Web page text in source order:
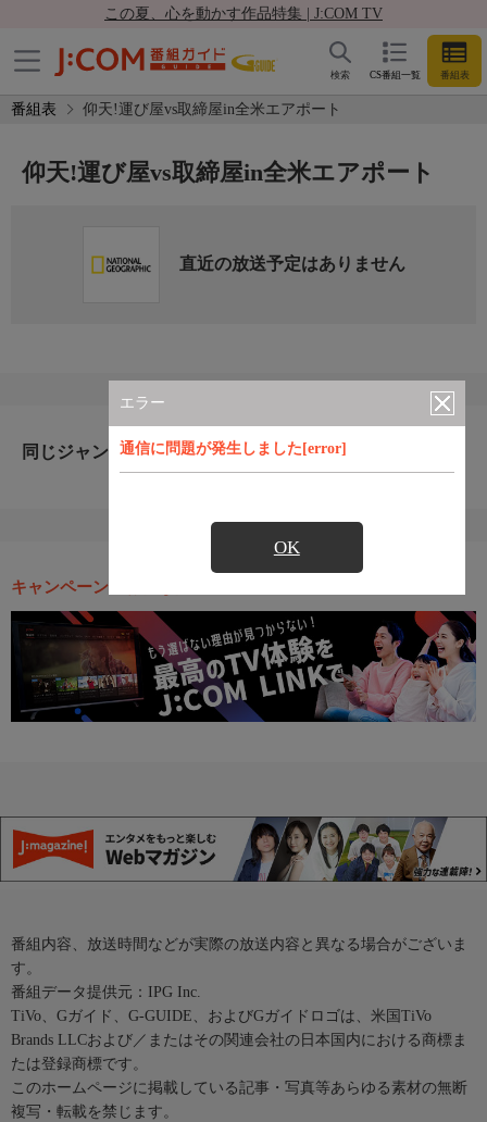
この夏、心を動かす作品特集 | J:COM TV
CS番組一覧 番組表
検索
番組表 仰天!運び屋vs取締屋in全米エアポート
エラー
通信に問題が発生しました[error]
OK
仰天!運び屋vs取締屋in全米エアポート
直近の放送予定はありません
同じジャンルのおすすめ番組
キャンペーン・お得な情報
番組内容、放送時間などが実際の放送内容と異なる場合がございま
す。
番組データ提供元：IPG Inc.
TiVo、Gガイド、G-GUIDE、およびGガイドロゴは、米国TiVo
Brands LLCおよび／またはその関連会社の日本国内における商標ま
たは登録商標です。
このホームページに掲載している記事・写真等あらゆる素材の無断
複写・転載を禁じます。